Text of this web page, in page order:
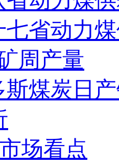
七省动力
周产量
斯煤炭日
场看点